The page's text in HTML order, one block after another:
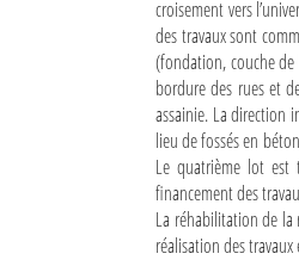
Sites touristiques
Diego Suarez Pratique
croisement vers
des travaux sont
(fondation, couche de
bordure des rues et
assainie. La direction
lieu de fossés en
Le quatrième lot est
financement des
La réhabilitation de la
réalisation des travaux